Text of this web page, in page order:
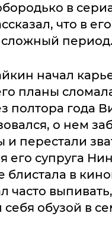
в
что в
период.
начал
планы
полтора года
о нем
перестали
его супруга
блистала в
часто
себя обузой в